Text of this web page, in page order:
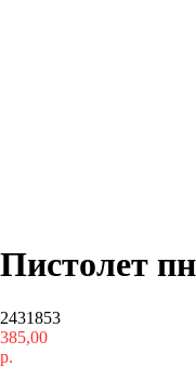
Пистолет
2431853
385,00
р.